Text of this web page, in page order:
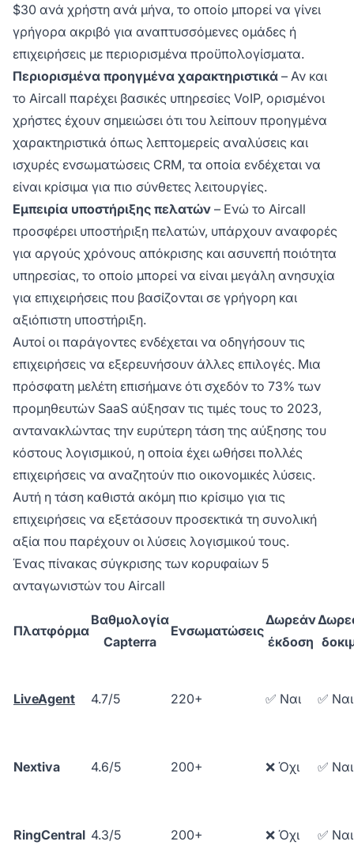
$30 ανά χρήστη ανά μήνα, το οποίο μπορεί να γίνει
γρήγορα ακριβό για αναπτυσσόμενες ομάδες ή
επιχειρήσεις με περιορισμένα προϋπολογίσματα.
Περιορισμένα προηγμένα χαρακτηριστικά – Αν και
το Aircall παρέχει βασικές υπηρεσίες VoIP, ορισμένοι
χρήστες έχουν σημειώσει ότι του λείπουν προηγμένα
χαρακτηριστικά όπως λεπτομερείς αναλύσεις και
ισχυρές ενσωματώσεις CRM, τα οποία ενδέχεται να
είναι κρίσιμα για πιο σύνθετες λειτουργίες.
Εμπειρία υποστήριξης πελατών – Ενώ το Aircall
προσφέρει υποστήριξη πελατών, υπάρχουν αναφορές
για αργούς χρόνους απόκρισης και ασυνεπή ποιότητα
υπηρεσίας, το οποίο μπορεί να είναι μεγάλη ανησυχία
για επιχειρήσεις που βασίζονται σε γρήγορη και
αξιόπιστη υποστήριξη.
Αυτοί οι παράγοντες ενδέχεται να οδηγήσουν τις
επιχειρήσεις να εξερευνήσουν άλλες επιλογές. Μια
πρόσφατη μελέτη επισήμανε ότι σχεδόν το 73% των
προμηθευτών SaaS αύξησαν τις τιμές τους το 2023,
αντανακλώντας την ευρύτερη τάση της αύξησης του
κόστους λογισμικού, η οποία έχει ωθήσει πολλές
επιχειρήσεις να αναζητούν πιο οικονομικές λύσεις.
Αυτή η τάση καθιστά ακόμη πιο κρίσιμο για τις
επιχειρήσεις να εξετάσουν προσεκτικά τη συνολική
αξία που παρέχουν οι λύσεις λογισμικού τους.
Ένας πίνακας σύγκρισης των κορυφαίων 5
ανταγωνιστών του Aircall
Πλατφόρμα
Βαθμολογία
Capterra
Ενσωματώσεις
Δωρεάν
έκδοση
LiveAgent 4.7/5 220+ ✅ Ναι ✅ Ναι
Nextiva 4.6/5 200+ ❌ Όχι ✅ Ναι
RingCentral 4.3/5 200+ ❌ Όχι ✅ Ναι